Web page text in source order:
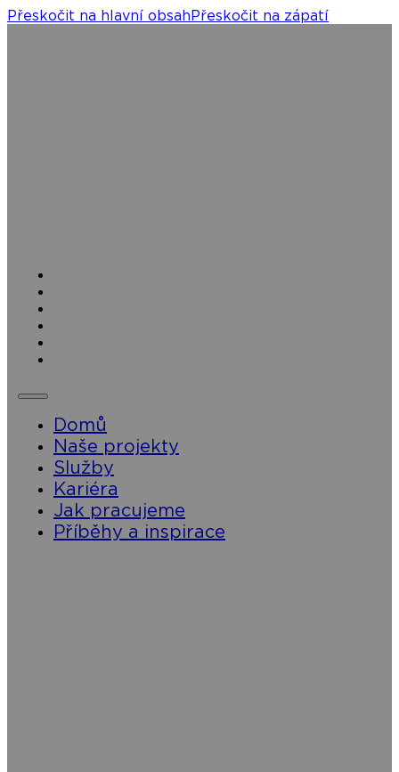
Přeskočit na hlavní obsahPřeskočit na zápatí
Domů
Naše projekty
Služby
Kariéra
Jak pracujeme
Příběhy a inspirace